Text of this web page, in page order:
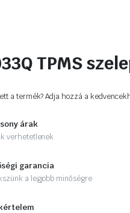
TPMS
a termék? Adja hozzá a
árak
verhetetlenek
garancia
a legjobb minőségre